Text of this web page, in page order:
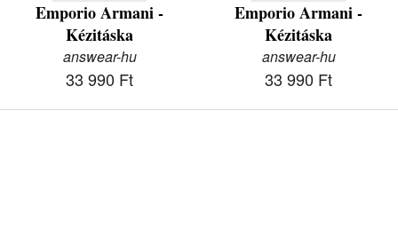
Emporio Armani -
Kézitáska
answear-hu
33 990 Ft
Emporio Armani -
Kézitáska
answear-hu
33 990 Ft